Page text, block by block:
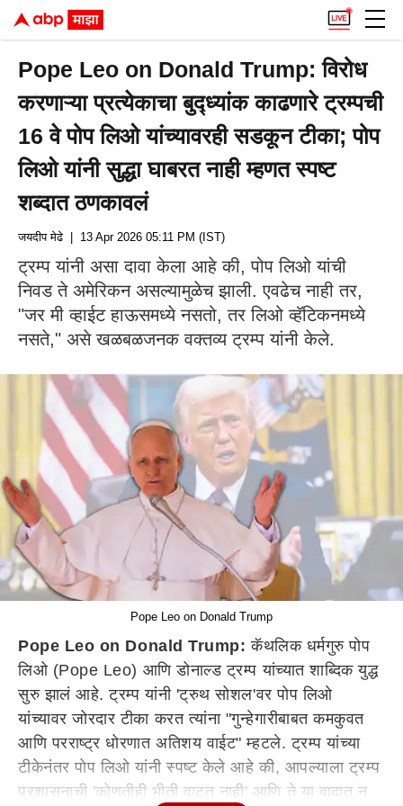
Pope Leo on Donald Trump: विरोध
करणाऱ्या प्रत्येकाचा बुद्ध्यांक काढणारे ट्रम्पची
16 वे पोप लिओ यांच्यावरही सडकून टीका; पोप
लिओ यांनी सुद्धा घाबरत नाही म्हणत स्पष्ट
शब्दात ठणकावलं
जयदीप मेढे| 13 Apr 2026 05:11 PM (IST)
ट्रम्प यांनी असा दावा केला आहे की, पोप लिओ यांची
निवड ते अमेरिकन असल्यामुळेच झाली. एवढेच नाही तर,
"जर मी व्हाईट हाऊसमध्ये नसतो, तर लिओ व्हॅटिकनमध्ये
नसते," असे खळबळजनक वक्तव्य ट्रम्प यांनी केले.
Pope Leo on Donald Trump
Pope Leo on Donald Trump:कॅथलिक धर्मगुरु पोप
लिओ (Pope Leo) आणि डोनाल्ड ट्रम्प यांच्यात शाब्दिक युद्ध
सुरु झालं आहे. ट्रम्प यांनी 'ट्रुथ सोशल'वर पोप लिओ
यांच्यावर जोरदार टीका करत त्यांना "गुन्हेगारीबाबत कमकुवत
आणि परराष्ट्र धोरणात अतिशय वाईट" म्हटले. ट्रम्प यांच्या
टीकेनंतर पोप लिओ यांनी स्पष्ट केले आहे की, आपल्याला ट्रम्प
प्रशासनाची 'कोणतीही भीती वाटत नाही' आणि ते या वादात न